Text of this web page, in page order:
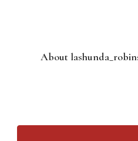
About